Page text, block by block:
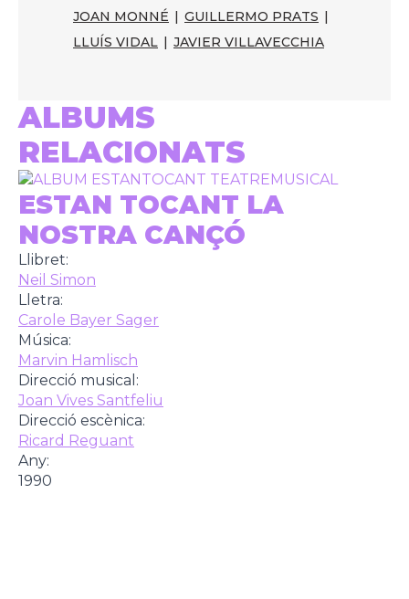
JOAN MONNÉ | GUILLERMO PRATS |
LLUÍS VIDAL | JAVIER VILLAVECCHIA
ALBUMS
RELACIONATS
ESTAN TOCANT LA
NOSTRA CANÇÓ
Llibret:
Neil Simon
Lletra:
Carole Bayer Sager
Música:
Marvin Hamlisch
Direcció musical:
Joan Vives Santfeliu
Direcció escènica:
Ricard Reguant
Any:
1990